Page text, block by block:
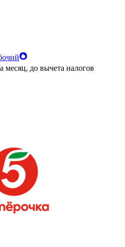
месяц, до вычета налогов